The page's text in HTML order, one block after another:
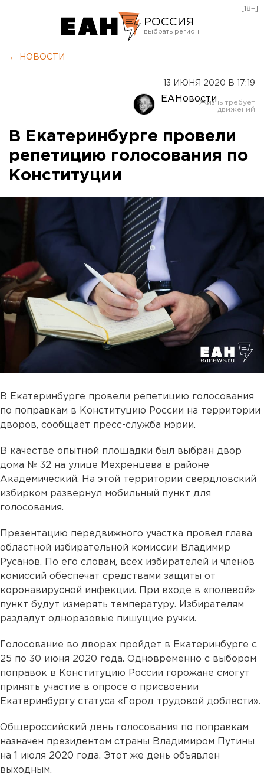
РОССИЯ
Оренбург
[18+]
← НОВОСТИ
13 ИЮНЯ 2020 В 17:19
ЕАНовости
В Екатеринбурге провели
репетицию голосования по
Конституции
В Екатеринбурге провели репетицию голосования
по поправкам в Конституцию России на территории
дворов, сообщает пресс-служба мэрии.
В качестве опытной площадки был выбран двор
дома № 32 на улице Мехренцева в районе
Академический. На этой территории свердловский
избирком развернул мобильный пункт для
голосования.
Презентацию передвижного участка провел глава
областной избирательной комиссии Владимир
Русанов. По его словам, всех избирателей и членов
комиссий обеспечат средствами защиты от
коронавирусной инфекции. При входе в «полевой»
пункт будут измерять температуру. Избирателям
раздадут одноразовые пишущие ручки.
Голосование во дворах пройдет в Екатеринбурге с
25 по 30 июня 2020 года. Одновременно с выбором
поправок в Конституцию России горожане смогут
принять участие в опросе о присвоении
Екатеринбургу статуса «Город трудовой доблести».
Общероссийский день голосования по поправкам
назначен президентом страны Владимиром Путины
на 1 июля 2020 года. Этот же день объявлен
выходным.